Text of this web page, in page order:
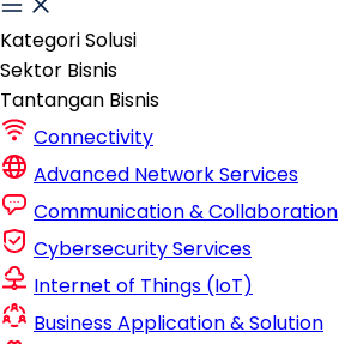
Kategori Solusi
Sektor Bisnis
Tantangan Bisnis
Connectivity
Advanced Network Services
Communication & Collaboration
Cybersecurity Services
Internet of Things (IoT)
Business Application & Solution